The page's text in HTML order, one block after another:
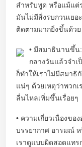
สำหรับพูด หรือแม้แต่
มันไม่มีสิ่งรบกวนเย
ติดตามมากยิ่งขึ้นด้วย
• มีสมาธินานขึ้น:
กลางวันแล้วจำเ
ก็ทำให้เราไม่มีสมาธิ
แน่ๆ ด้วยเหตุว่าพวกเ
ลื่นไหลเพิ่มขึ้นเรื่อยๆ
• ความเกี่ยวเนื่องขอ
บรรยากาศ อารมณ์
เราดูแบบผิดสอดแทร